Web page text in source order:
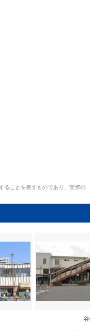
ることを表すものであり、実際の
谷